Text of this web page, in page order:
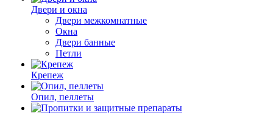
Двери и окна
Двери межкомнатные
Окна
Двери банные
Петли
Крепеж
Опил, пеллеты